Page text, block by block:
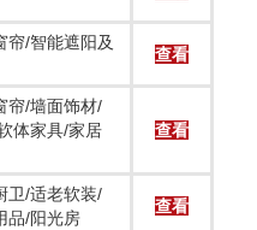
帘/智能遮阳及
查看
帘/墙面饰材/
体家具/家居
查看
卫/适老软装/
品/阳光房
查看